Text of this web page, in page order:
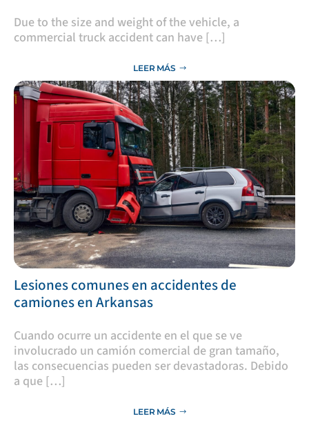
Due to the size and weight of the vehicle, a
commercial truck accident can have […]
LEER MÁS
Lesiones comunes en accidentes de
camiones en Arkansas
​Cuando ocurre un accidente en el que se ve
involucrado un camión comercial de gran tamaño,
las consecuencias pueden ser devastadoras. Debido
a que […]
LEER MÁS